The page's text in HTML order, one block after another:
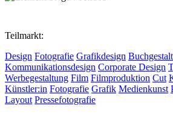
Teilmarkt:
Design Fotografie Grafikdesign
Kommunikationsdesign Corporate Design
Werbegestaltung Film Filmproduktion Cut
Künstler:in Fotografie Grafik Medienkunst
Layout Pressefotografie